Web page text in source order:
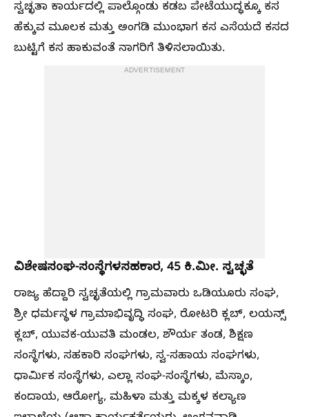
ಸ್ವಚ್ಛತಾ ಕಾರ್ಯದಲ್ಲಿ ಪಾಲ್ಗೊಂಡು ಕಡಬ ಪೇಟೆಯುದ್ಧಕ್ಕೂ ಕಸ
ಹೆಕ್ಕುವ ಮೂಲಕ ಮತ್ತು ಅಂಗಡಿ ಮುಂಭಾಗ ಕಸ ಎಸೆಯದೆ ಕಸದ
ಬುಟ್ಟಿಗೆ ಕಸ ಹಾಕುವಂತೆ ನಾಗರಿಗೆ ತಿಳಿಸಲಾಯಿತು.
ADVERTISEMENT
ವಿಶೇಷಸಂಘ-ಸಂಸ್ಥೆಗಳಸಹಕಾರ, 45 ಕಿ.ಮೀ. ಸ್ವಚ್ಛತೆ
ರಾಜ್ಯ ಹೆದ್ದಾರಿ ಸ್ವಚ್ಛತೆಯಲ್ಲಿ ಗ್ರಾಮವಾರು ಒಡಿಯೂರು ಸಂಘ,
ಶ್ರೀ ಧರ್ಮಸ್ಥಳ ಗ್ರಾಮಾಭಿವೃದ್ಧಿ ಸಂಘ, ರೋಟರಿ ಕ್ಲಬ್, ಲಯನ್ಸ್
ಕ್ಲಬ್, ಯುವಕ-ಯುವತಿ ಮಂಡಲ, ಶೌರ್ಯ ತಂಡ, ಶಿಕ್ಷಣ
ಸಂಸ್ಥೆಗಳು, ಸಹಕಾರಿ ಸಂಘಗಳು, ಸ್ವ-ಸಹಾಯ ಸಂಘಗಳು,
ಧಾರ್ಮಿಕ ಸಂಸ್ಥೆಗಳು, ಎಲ್ಲಾ ಸಂಘ-ಸಂಸ್ಥೆಗಳು, ಮೆಸ್ಕಾಂ,
ಕಂದಾಯ, ಆರೋಗ್ಯ, ಮಹಿಳಾ ಮತ್ತು ಮಕ್ಕಳ ಕಲ್ಯಾಣ